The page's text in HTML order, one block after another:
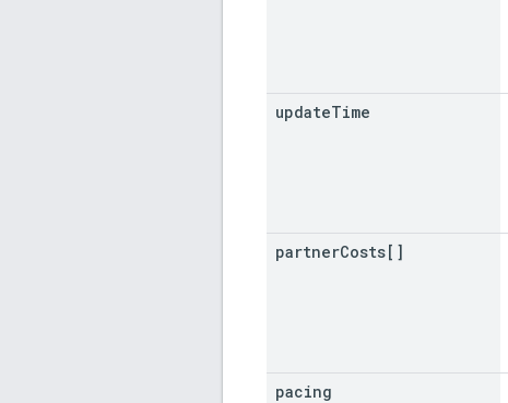
updateTime
partnerCosts[]
pacing